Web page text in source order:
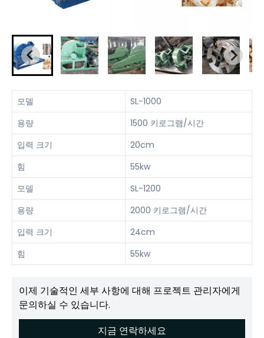
모델
SL-1000
용량
1500 키로그램/시간
입력 크기
20cm
힘
55kw
모델
SL-1200
용량
2000 키로그램/시간
입력 크기
24cm
힘
55kw
이제 기술적인 세부 사항에 대해 프로젝트 관리자에게
문의하실 수 있습니다.
지금 연락하세요